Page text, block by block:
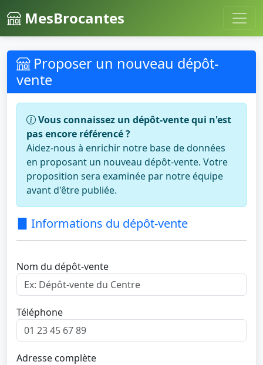
MesBrocantes
Proposer un nouveau dépôt-
vente
Vous connaissez un dépôt-vente qui n'est
pas encore référencé ?
Aidez-nous à enrichir notre base de données
en proposant un nouveau dépôt-vente. Votre
proposition sera examinée par notre équipe
avant d'être publiée.
Informations du dépôt-vente
Nom du dépôt-vente
Téléphone
Adresse complète